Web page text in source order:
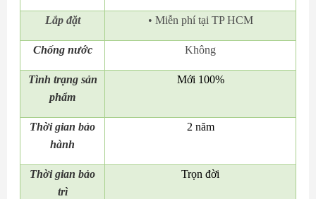
Lắp đặt • Miễn phí tại TP HCM
Chống nước Không
Tình trạng sản
phẩm
Mới 100%
Thời gian bảo
hành
2 năm
Thời gian bảo
trì
Trọn đời